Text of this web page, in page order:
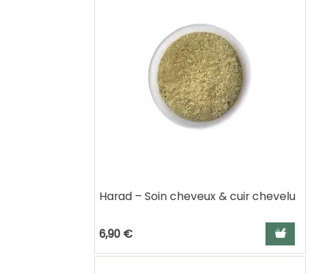
Harad – Soin cheveux & cuir chevelu
6,90 € Ajouter